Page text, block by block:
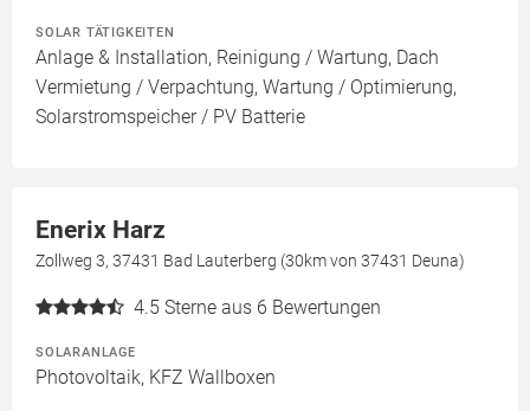
SOLAR TÄTIGKEITEN
Anlage & Installation, Reinigung / Wartung, Dach
Vermietung / Verpachtung, Wartung / Optimierung,
Solarstromspeicher / PV Batterie
Enerix Harz
Zollweg 3, 37431 Bad Lauterberg (30km von 37431 Deuna)
4.5 Sterne aus 6 Bewertungen
SOLARANLAGE
Photovoltaik, KFZ Wallboxen